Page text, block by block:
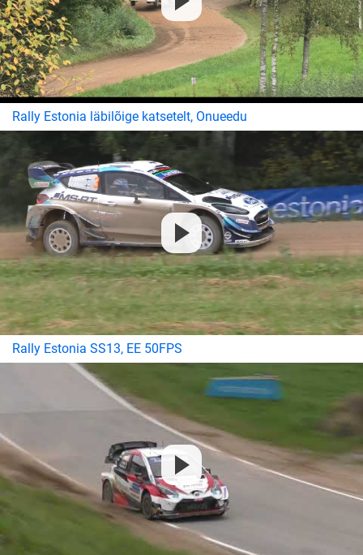
Rally Estonia läbilõige katsetelt, Onueedu
Rally Estonia SS13, EE 50FPS